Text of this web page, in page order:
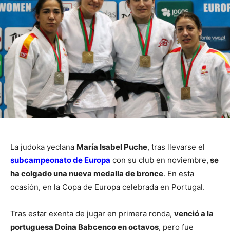
La judoka yeclana María Isabel Puche, tras llevarse el
subcampeonato de Europa con su club en noviembre, se
ha colgado una nueva medalla de bronce. En esta
ocasión, en la Copa de Europa celebrada en Portugal.
Tras estar exenta de jugar en primera ronda, venció a la
portuguesa Doina Babcenco en octavos, pero fue